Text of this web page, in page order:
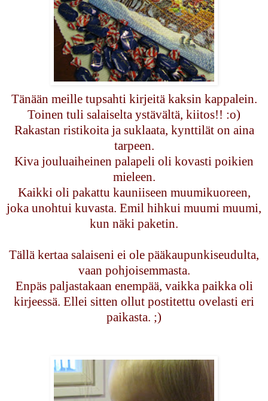
Tänään meille tupsahti kirjeitä kaksin kappalein.
Toinen tuli salaiselta ystävältä, kiitos!! :o)
Rakastan ristikoita ja suklaata, kynttilät on aina
tarpeen.
Kiva jouluaiheinen palapeli oli kovasti poikien
mieleen.
Kaikki oli pakattu kauniiseen muumikuoreen,
joka unohtui kuvasta. Emil hihkui muumi muumi,
kun näki paketin.
Tällä kertaa salaiseni ei ole pääkaupunkiseudulta,
vaan pohjoisemmasta.
Enpäs paljastakaan enempää, vaikka paikka oli
kirjeessä. Ellei sitten ollut postitettu ovelasti eri
paikasta. ;)